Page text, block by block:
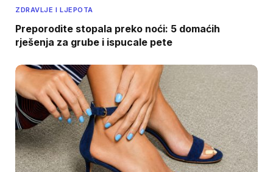
ZDRAVLJE I LJEPOTA
Preporodite stopala preko noći: 5 domaćih
rješenja za grube i ispucale pete